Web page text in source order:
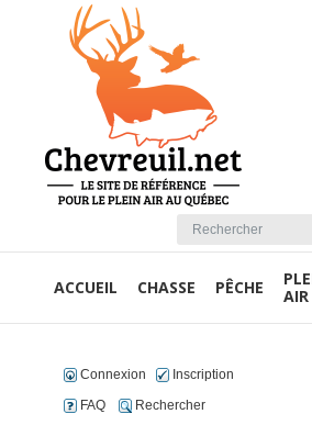
ACCUEIL CHASSE PÊCHE
AIR
Connexion
Inscription
FAQ
Rechercher